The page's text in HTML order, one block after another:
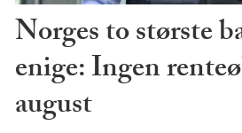
Norges to største
enige: Ingen
august